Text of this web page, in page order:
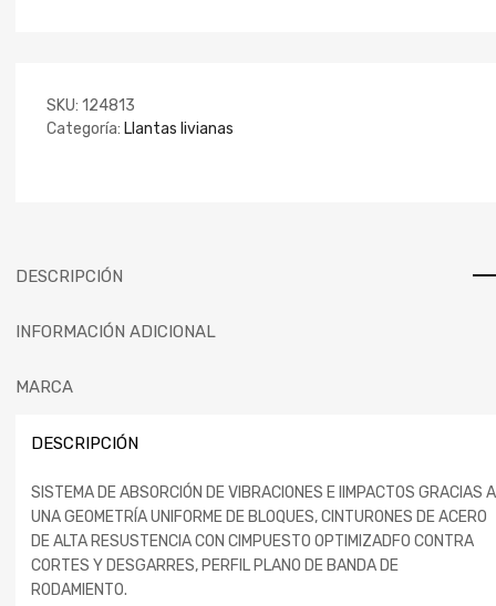
SKU: 124813
Categoría: Llantas livianas
DESCRIPCIÓN
INFORMACIÓN ADICIONAL
MARCA
DESCRIPCIÓN
SISTEMA DE ABSORCIÓN DE VIBRACIONES E IIMPACTOS GRACIAS A
UNA GEOMETRÍA UNIFORME DE BLOQUES, CINTURONES DE ACERO
DE ALTA RESUSTENCIA CON CIMPUESTO OPTIMIZADFO CONTRA
CORTES Y DESGARRES, PERFIL PLANO DE BANDA DE
RODAMIENTO.